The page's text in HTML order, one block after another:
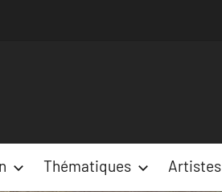
Thématiques Artistes